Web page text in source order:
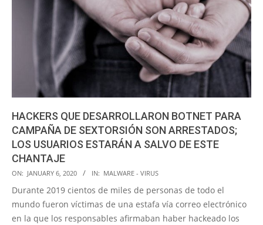
HACKERS QUE DESARROLLARON BOTNET PARA
CAMPAÑA DE SEXTORSIÓN SON ARRESTADOS;
LOS USUARIOS ESTARÁN A SALVO DE ESTE
CHANTAJE
2020-
01-
06
ON: JANUARY 6, 2020 IN: MALWARE - VIRUS
Durante 2019 cientos de miles de personas de todo el
mundo fueron víctimas de una estafa vía correo electrónico
en la que los responsables afirmaban haber hackeado los